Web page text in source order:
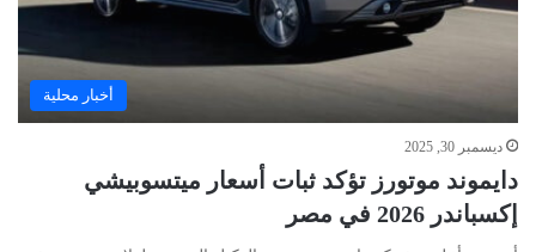
أخبار محلية
ديسمبر 30, 2025
دايموند موتورز تؤكد ثبات أسعار ميتسوبيشي
إكسباندر 2026 في مصر